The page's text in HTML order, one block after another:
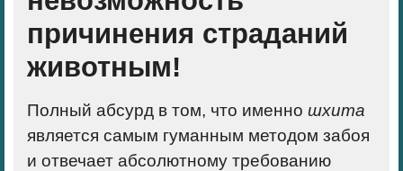
причинения страданий
животным!
Полный абсурд в том, что именно шхита
является самым гуманным методом забоя
и отвечает абсолютному требованию